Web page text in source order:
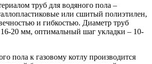
труб для водяного пола –
или сшитый полиэтилен,
и гибкостью. Диаметр труб
16-20 мм, оптимальный шаг укладки – 10-
пола к газовому котлу производится